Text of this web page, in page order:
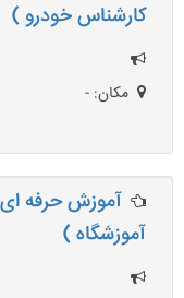
کارشناس خودرو )
مکان: -
آموزش حرفه
آموزشگاه )